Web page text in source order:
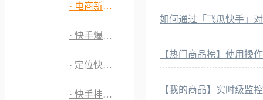
· 电商新手指引
· 快手爆款产品挖掘
· 定位快手优质主播
· 快手挂榜分析
如何通过「飞瓜快手」
【热门商品榜】使用操
【我的商品】实时级监